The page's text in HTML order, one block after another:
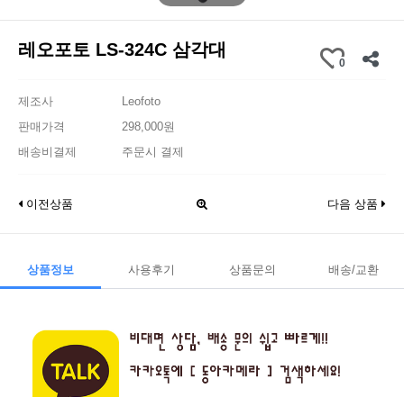
레오포토 LS-324C 삼각대
0
제조사
Leofoto
판매가격
298,000원
배송비결제
주문시 결제
이전상품 다음 상품
상품정보 사용후기 상품문의 배송/교환